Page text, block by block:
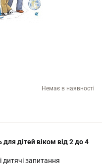
Немає в наявності
дітей віком від 2 до 4
дитячі запитання